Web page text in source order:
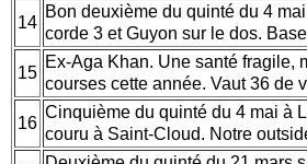
14
Bon deuxième du quinté du 4
corde 3 et Guyon sur le dos.
15
Ex-Aga Khan. Une santé fragile,
courses cette année. Vaut 36 de
16
Cinquième du quinté du 4 mai à
couru à Saint-Cloud. Notre